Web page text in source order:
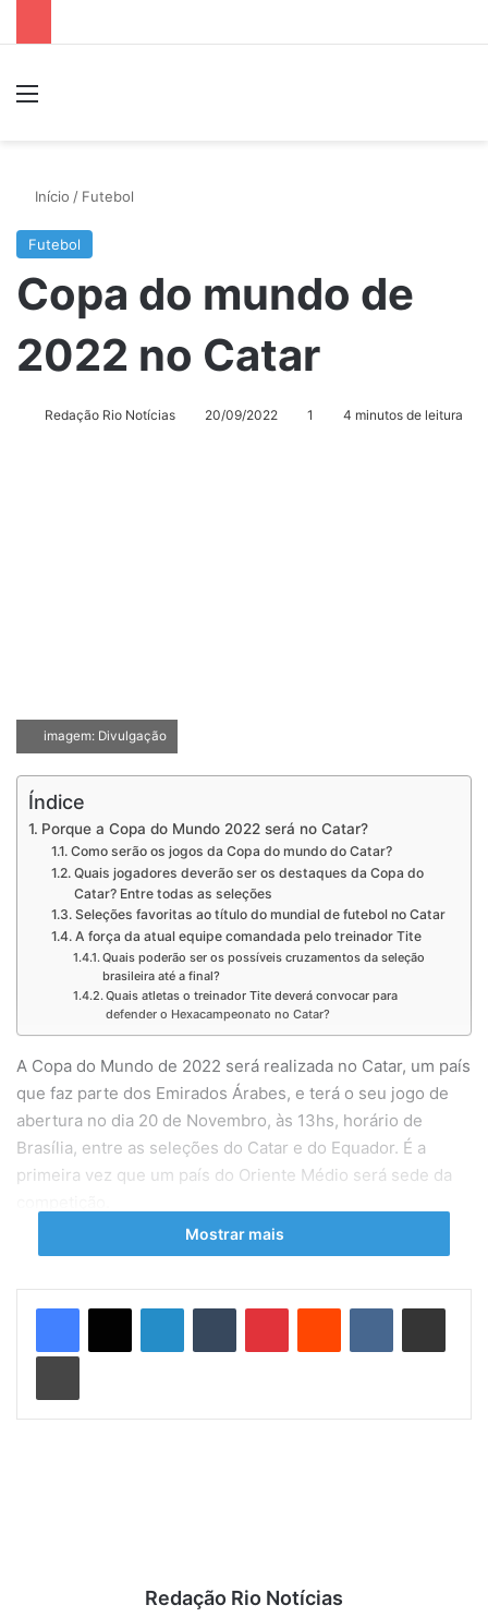
Menu
Início / Futebol
Futebol
Copa do mundo de
2022 no Catar
Redação Rio Notícias 20/09/2022 1 4 minutos de leitura
imagem: Divulgação
Índice
Porque a Copa do Mundo 2022 será no Catar?
Como serão os jogos da Copa do mundo do Catar?
Quais jogadores deverão ser os destaques da Copa do
Catar? Entre todas as seleções
Seleções favoritas ao título do mundial de futebol no Catar
A força da atual equipe comandada pelo treinador Tite
Quais poderão ser os possíveis cruzamentos da seleção
brasileira até a final?
Quais atletas o treinador Tite deverá convocar para
defender o Hexacampeonato no Catar?
A Copa do Mundo de 2022 será realizada no Catar, um país
que faz parte dos Emirados Árabes, e terá o seu jogo de
abertura no dia 20 de Novembro, às 13hs, horário de
Brasília, entre as seleções do Catar e do Equador. É a
primeira vez que um país do Oriente Médio será sede da
Com a sua economia em pleno crescimento, e um PIB
do Mundo de 2022, já está mais que preparado para
Considerado o “Primo Pobre dos Emirados Árabes”, o
surpreender em logística, infraestrutura e luxo…
Mostrar mais
LinkedinTumblr PinterestReddit VK Compartilhar via e-mail
Imprimir
Redação Rio Notícias